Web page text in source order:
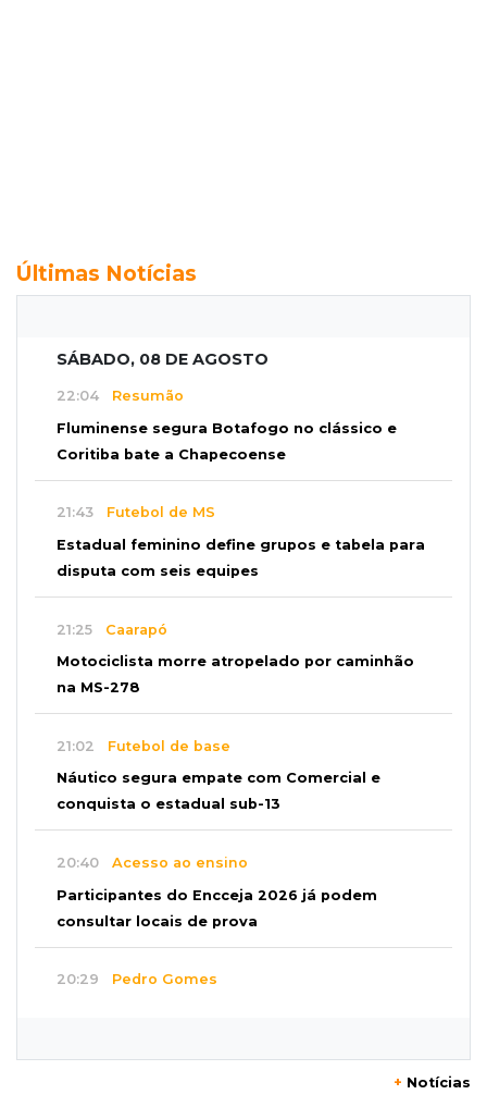
Últimas Notícias
SÁBADO, 08 DE AGOSTO
22:04 Resumão
Fluminense segura Botafogo no clássico e
Coritiba bate a Chapecoense
21:43 Futebol de MS
Estadual feminino define grupos e tabela para
disputa com seis equipes
21:25 Caarapó
Motociclista morre atropelado por caminhão
na MS-278
21:02 Futebol de base
Náutico segura empate com Comercial e
conquista o estadual sub-13
20:40 Acesso ao ensino
Participantes do Encceja 2026 já podem
consultar locais de prova
20:29 Pedro Gomes
+ Notícias